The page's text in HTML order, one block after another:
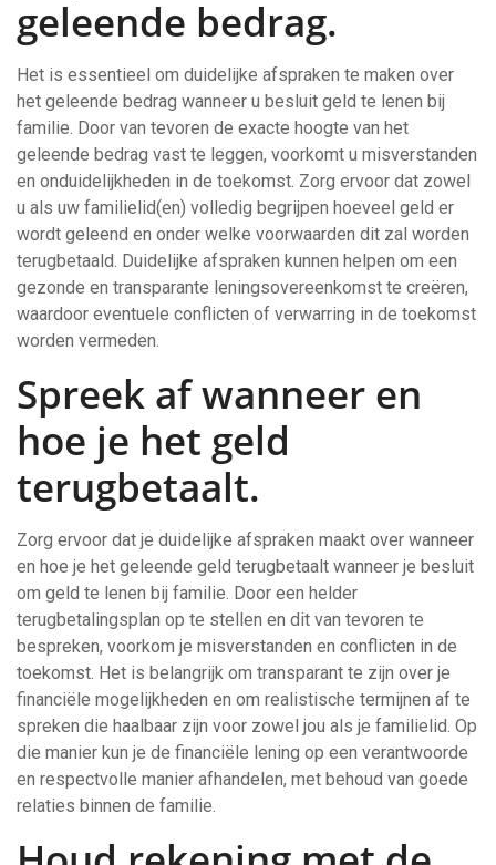
geleende bedrag.
Het is essentieel om duidelijke afspraken te maken over
het geleende bedrag wanneer u besluit geld te lenen bij
familie. Door van tevoren de exacte hoogte van het
geleende bedrag vast te leggen, voorkomt u misverstanden
en onduidelijkheden in de toekomst. Zorg ervoor dat zowel
u als uw familielid(en) volledig begrijpen hoeveel geld er
wordt geleend en onder welke voorwaarden dit zal worden
terugbetaald. Duidelijke afspraken kunnen helpen om een
gezonde en transparante leningsovereenkomst te creëren,
waardoor eventuele conflicten of verwarring in de toekomst
worden vermeden.
Spreek af wanneer en
hoe je het geld
terugbetaalt.
Zorg ervoor dat je duidelijke afspraken maakt over wanneer
en hoe je het geleende geld terugbetaalt wanneer je besluit
om geld te lenen bij familie. Door een helder
terugbetalingsplan op te stellen en dit van tevoren te
bespreken, voorkom je misverstanden en conflicten in de
toekomst. Het is belangrijk om transparant te zijn over je
financiële mogelijkheden en om realistische termijnen af te
spreken die haalbaar zijn voor zowel jou als je familielid. Op
die manier kun je de financiële lening op een verantwoorde
en respectvolle manier afhandelen, met behoud van goede
relaties binnen de familie.